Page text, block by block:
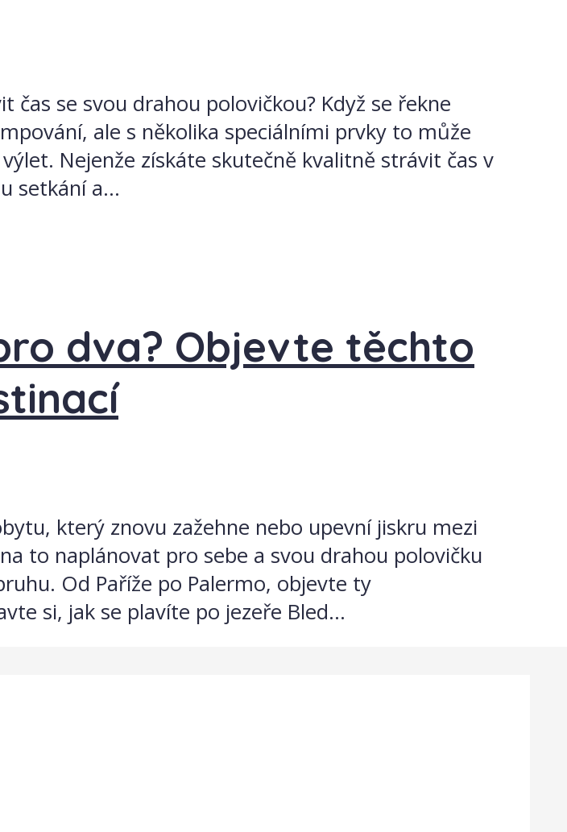
se svou drahou polovičkou? Když se řekne
ale s několika speciálními prvky to může
Nejenže získáte skutečně kvalitně strávit čas v
setkání a...
dva? Objevte těchto
který znovu zažehne nebo upevní jiskru mezi
to naplánovat pro sebe a svou drahou polovičku
Od Paříže po Palermo, objevte ty
si, jak se plavíte po jezeře Bled...